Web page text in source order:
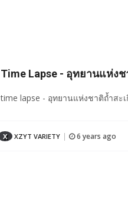
Time Lapse - อุทยานแห่ง
time lapse - อุทยานแห่งชาติถ้ำสะ
X XZYT VARIETY 6 years ago